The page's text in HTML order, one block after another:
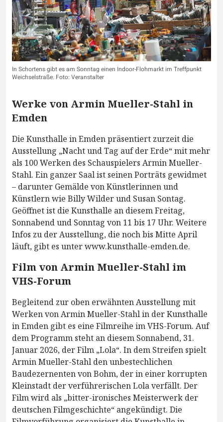
In Schortens gibt es am Sonntag einen Indoor-Flohmarkt im Treffpunkt
Weichselstraße. Foto: Veranstalter
Werke von Armin Mueller-Stahl in
Emden
Die Kunsthalle in Emden präsentiert zurzeit die
Ausstellung „Nacht und Tag auf der Erde“ mit mehr
als 100 Werken des Schauspielers Armin Mueller-
Stahl. Ein ganzer Saal ist seinen Porträts gewidmet
– darunter Gemälde von Künstlerinnen und
Künstlern wie Billy Wilder und Susan Sontag.
Geöffnet ist die Kunsthalle an diesem Freitag,
Sonnabend und Sonntag von 11 bis 17 Uhr. Weitere
Infos zu der Ausstellung, die noch bis Mitte April
läuft, gibt es unter www.kunsthalle-emden.de.
Film von Armin Mueller-Stahl im
VHS-Forum
Begleitend zur oben erwähnten Ausstellung mit
Werken von Armin Mueller-Stahl in der Kunsthalle
in Emden gibt es eine Filmreihe im VHS-Forum. Auf
dem Programm steht an diesem Sonnabend, 31.
Januar 2026, der Film „Lola“. In dem Streifen spielt
Armin Mueller-Stahl den unbestechlichen
Baudezernenten von Bohm, der in einer korrupten
Kleinstadt der verführerischen Lola verfällt. Der
Film wird als „bitter-ironisches Meisterwerk der
deutschen Filmgeschichte“ angekündigt. Die